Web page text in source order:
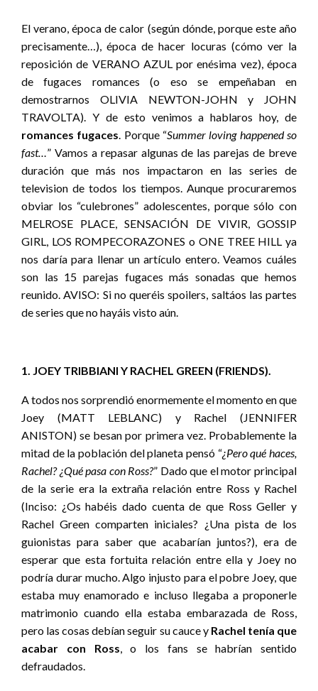
El verano, época de calor (según dónde, porque este año
precisamente…), época de hacer locuras (cómo ver la
reposición de VERANO AZUL por enésima vez), época
de fugaces romances (o eso se empeñaban en
demostrarnos OLIVIA NEWTON-JOHN y JOHN
TRAVOLTA). Y de esto venimos a hablaros hoy, de
romances fugaces. Porque “Summer loving happened so
fast…” Vamos a repasar algunas de las parejas de breve
duración que más nos impactaron en las series de
television de todos los tiempos. Aunque procuraremos
obviar los “culebrones” adolescentes, porque sólo con
MELROSE PLACE, SENSACIÓN DE VIVIR, GOSSIP
GIRL, LOS ROMPECORAZONES o ONE TREE HILL ya
nos daría para llenar un artículo entero. Veamos cuáles
son las 15 parejas fugaces más sonadas que hemos
reunido. AVISO: Si no queréis spoilers, saltáos las partes
de series que no hayáis visto aún.
1. JOEY TRIBBIANI Y RACHEL GREEN (FRIENDS).
A todos nos sorprendió enormemente el momento en que
Joey (MATT LEBLANC) y Rachel (JENNIFER
ANISTON) se besan por primera vez. Probablemente la
mitad de la población del planeta pensó “¿Pero qué haces,
Rachel? ¿Qué pasa con Ross?” Dado que el motor principal
de la serie era la extraña relación entre Ross y Rachel
(Inciso: ¿Os habéis dado cuenta de que Ross Geller y
Rachel Green comparten iniciales? ¿Una pista de los
guionistas para saber que acabarían juntos?), era de
esperar que esta fortuita relación entre ella y Joey no
podría durar mucho. Algo injusto para el pobre Joey, que
estaba muy enamorado e incluso llegaba a proponerle
matrimonio cuando ella estaba embarazada de Ross,
pero las cosas debían seguir su cauce y Rachel tenía que
acabar con Ross, o los fans se habrían sentido
defraudados.